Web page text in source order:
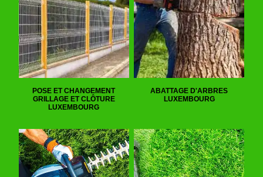
POSE ET CHANGEMENT
GRILLAGE ET CLÔTURE
LUXEMBOURG
ABATTAGE D'ARBRES
LUXEMBOURG